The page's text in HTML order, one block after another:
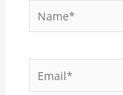
Name*
Email*